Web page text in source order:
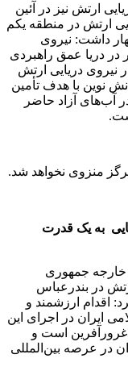
ارتش نیز در آئین
۸۶ نیروی دریایی ارتش در منطقه یکم
داشت: نیروی
در دریا عمق راهبردی
نیروی دریایی ارتش
نوین با هدف تأمین
فعال در آب‌های آزاد حاضر
منزوی نخواهد شد.
به یک قدرت
خارجه جمهوری
در بندرعباس
اقدام ارزشمند و
ایران در اجرای این
غرورآفرین است و
در عرصه بین‌المللی